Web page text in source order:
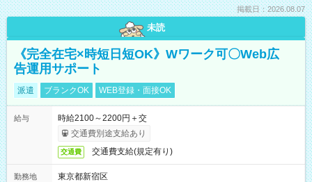
掲載日：2026.08.07
未読
《完全在宅×時短日短OK》Wワーク可〇Web広
告運用サポート
派遣 ブランクOK WEB登録・面接OK
給与
時給2100～2200円＋交
交通費別途支給あり
交通費 交通費支給(規定有り)
勤務地
東京都新宿区